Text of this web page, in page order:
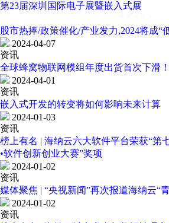
第23届深圳国际电子展暨嵌入式展
股市热捧/政策催化/产业发力,2024将成“
2024-04-07
资讯
全球蜂窝物联网模组年度出货首次下滑！
2024-04-01
资讯
嵌入式开发的转变将如何影响未来计算
2024-01-03
资讯
榜上有名 | 海纳云六大软件平台荣获“第
•软件创新创业大赛”奖项
2024-01-02
资讯
媒体聚焦 | “央视新闻”再次报道海纳云“
2024-01-02
资讯